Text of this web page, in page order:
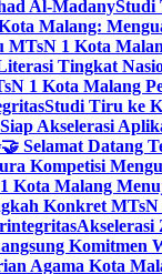
Al-MadanyStudi
Malang:
MTsN 1 Kota
Tingkat
1 Kota Malang
Studi Tiru ke
Akselerasi
Selamat Datang
Kompetisi
Kota Malang
Konkret
Akselerasi
Komitmen
Agama Kota